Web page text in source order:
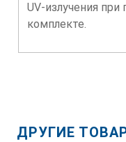
UV-излучения
комплекте.
ДРУГИЕ